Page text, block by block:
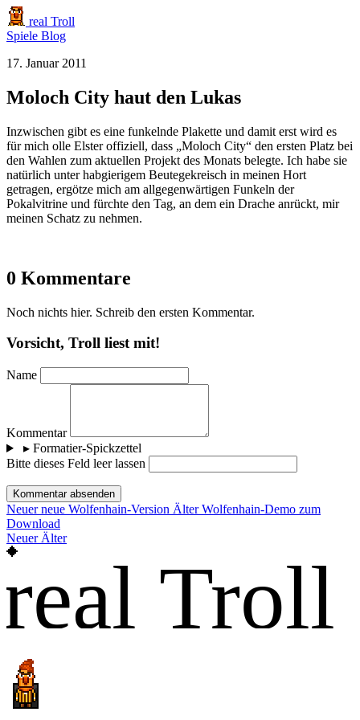
real Troll
Spiele Blog
17. Januar 2011
Moloch City haut den Lukas
Inzwischen gibt es eine funkelnde Plakette und damit erst wird es
für mich olle Elster offiziell, dass „Moloch City“ den ersten Platz bei
den Wahlen zum aktuellen Projekt des Monats belegte. Ich habe sie
natürlich unter habgierigem Beutegekreisch in meinen Hort
getragen, ergötze mich am allgegenwärtigen Funkeln der
Pokalvitrine und fürchte den Tag, an dem ein Drache anrückt, mir
meinen Schatz zu nehmen.
0 Kommentare
Noch nichts hier. Schreib den ersten Kommentar.
Vorsicht, Troll liest mit!
Name
Kommentar
▸Formatier-Spickzettel
Bitte dieses Feld leer lassen
Kommentar absenden
Neuer neue Wolfenhain-Version Älter Wolfenhain-Demo zum
Download
Neuer Älter
real Troll